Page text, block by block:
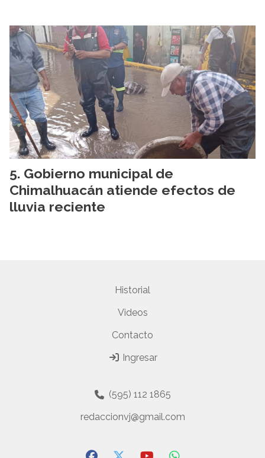
Gobierno municipal de
Chimalhuacán atiende efectos de
lluvia reciente
Historial
Videos
Contacto
Ingresar
(595) 112 1865
redaccionvj@gmail.com